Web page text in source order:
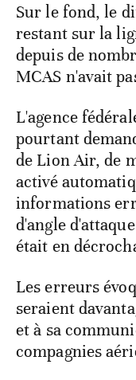
Sur le fond, le
restant sur la
depuis de
MCAS n'avait
L'agence
pourtant
de Lion Air, de
activé
informations
d'angle
était en
Les erreurs
seraient
et à sa
compagnies